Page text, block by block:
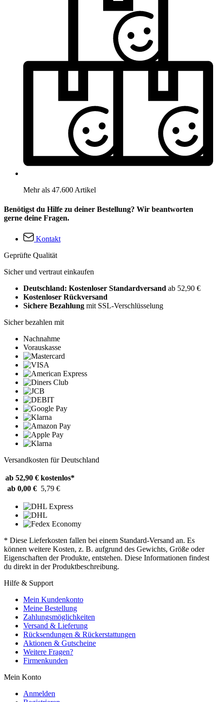
Mehr als 47.600 Artikel
Benötigst du Hilfe zu deiner Bestellung? Wir beantworten
gerne deine Fragen.
Kontakt
Geprüfte Qualität
Sicher und vertraut einkaufen
Deutschland: Kostenloser Standardversand ab 52,90 €
Kostenloser Rückversand
Sichere Bezahlung mit SSL-Verschlüsselung
Sicher bezahlen mit
Nachnahme
Vorauskasse
Versandkosten für Deutschland
ab 52,90 € kostenlos*
ab 0,00 € 5,79 €
* Diese Lieferkosten fallen bei einem Standard-Versand an. Es
können weitere Kosten, z. B. aufgrund des Gewichts, Größe oder
Eigenschaften der Produkte, entstehen. Diese Informationen findest
du direkt in der Produktbeschreibung.
Hilfe & Support
Mein Kundenkonto
Meine Bestellung
Zahlungsmöglichkeiten
Versand & Lieferung
Rücksendungen & Rückerstattungen
Aktionen & Gutscheine
Weitere Fragen?
Firmenkunden
Mein Konto
Anmelden